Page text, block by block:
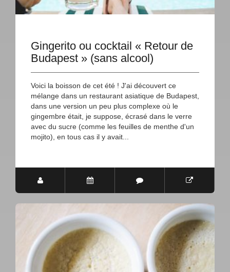
Gingerito ou cocktail « Retour de
Budapest » (sans alcool)
Voici la boisson de cet été ! J'ai découvert ce
mélange dans un restaurant asiatique de Budapest,
dans une version un peu plus complexe où le
gingembre était, je suppose, écrasé dans le verre
avec du sucre (comme les feuilles de menthe d'un
mojito), en tous cas il y avait...